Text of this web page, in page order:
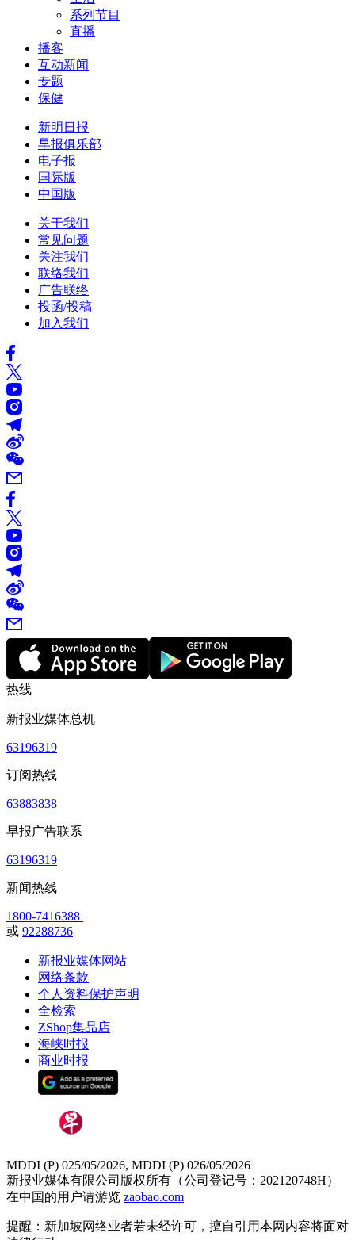
系列节目
直播
播客
互动新闻
专题
保健
新明日报
早报俱乐部
电子报
国际版
中国版
关于我们
常见问题
关注我们
联络我们
广告联络
投函/投稿
加入我们
热线
新报业媒体总机
63196319
订阅热线
63883838
早报广告联系
63196319
新闻热线
1800-7416388
或 92288736
新报业媒体网站
网络条款
个人资料保护声明
全检索
ZShop集品店
海峡时报
商业时报
MDDI (P) 025/05/2026, MDDI (P) 026/05/2026
新报业媒体有限公司版权所有（公司登记号：202120748H）
在中国的用户请游览 zaobao.com
提醒：新加坡网络业者若未经许可，擅自引用本网内容将面对